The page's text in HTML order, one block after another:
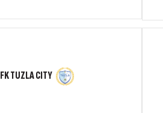
FK TUZLA CITY